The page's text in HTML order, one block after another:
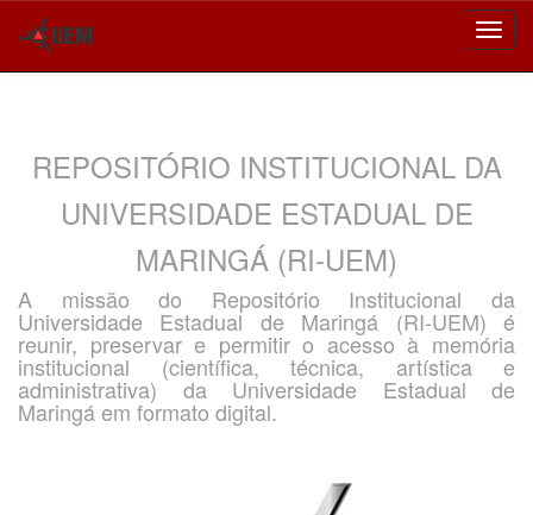
REPOSITÓRIO INSTITUCIONAL DA
UNIVERSIDADE ESTADUAL DE
MARINGÁ (RI-UEM)
A missão do Repositório Institucional da
Universidade Estadual de Maringá (RI-UEM) é
reunir, preservar e permitir o acesso à memória
institucional (científica, técnica, artística e
administrativa) da Universidade Estadual de
Maringá em formato digital.